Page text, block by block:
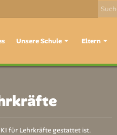
Unsere Schule Eltern
für Lehrkräfte gestattet ist.